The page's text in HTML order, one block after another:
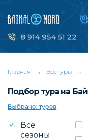
8 914 954 51 22
Главная → Все туры →
Подбор тура на
Выбрано: туров
Все
сезоны